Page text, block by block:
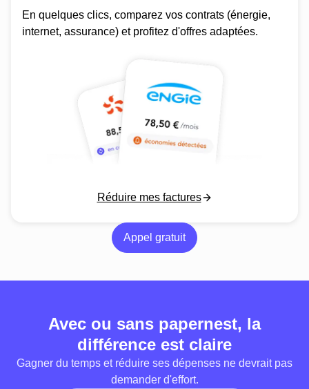
En quelques clics, comparez vos contrats (énergie,
internet, assurance) et profitez d'offres adaptées.
Réduire mes factures
Appel gratuit
Avec ou sans papernest, la
différence est claire
Gagner du temps et réduire ses dépenses ne devrait pas
demander d'effort.